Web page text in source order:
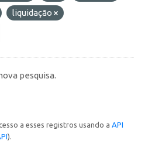
liquidação
pesquisa.
a esses registros usando a API
).